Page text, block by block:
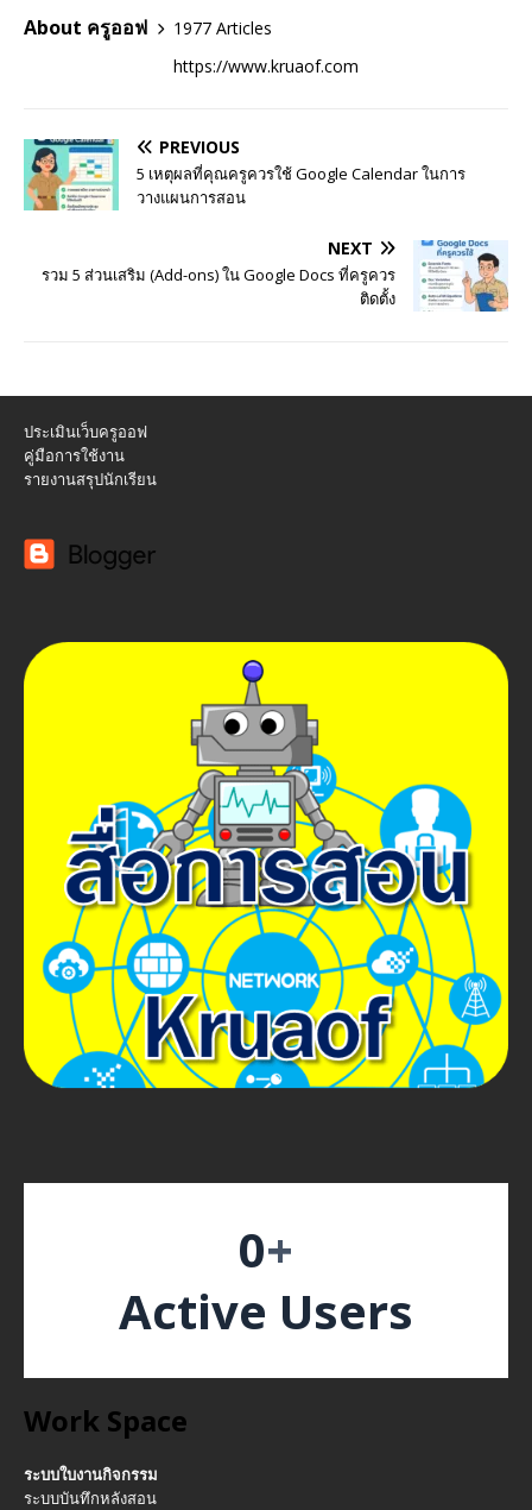
About ครูออฟ
1977 Articles
https://www.kruaof.com
PREVIOUS
5 เหตุผลที่คุณครูควรใช้ Google Calendar ในการ
วางแผนการสอน
NEXT
รวม 5 ส่วนเสริม (Add-ons) ใน Google Docs ที่ครูควร
ติดตั้ง
ประเมินเว็บครูออฟ
คู่มือการใช้งาน
รายงานสรุปนักเรียน
0+
Active Users
Work Space
ระบบใบงานกิจกรรม
ระบบบันทึกหลังสอน